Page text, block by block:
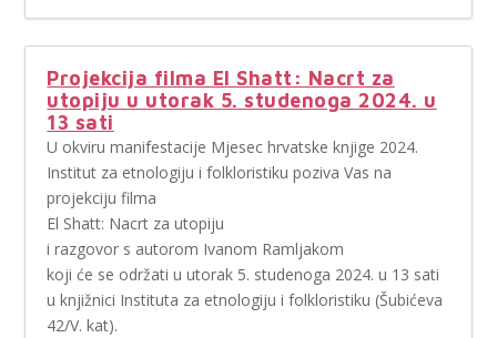
Projekcija filma El Shatt: Nacrt za
utopiju u utorak 5. studenoga 2024. u
13 sati
U okviru manifestacije Mjesec hrvatske knjige 2024.
Institut za etnologiju i folkloristiku poziva Vas na
projekciju filma
El Shatt: Nacrt za utopiju
i razgovor s autorom Ivanom Ramljakom
koji će se održati u utorak 5. studenoga 2024. u 13 sati
u knjižnici Instituta za etnologiju i folkloristiku (Šubićeva
42/V. kat).